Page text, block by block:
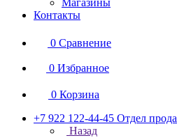
Магазины
Контакты
0 Сравнение
0 Избранное
0 Корзина
+7 922 122-44-45 Отдел
Назад